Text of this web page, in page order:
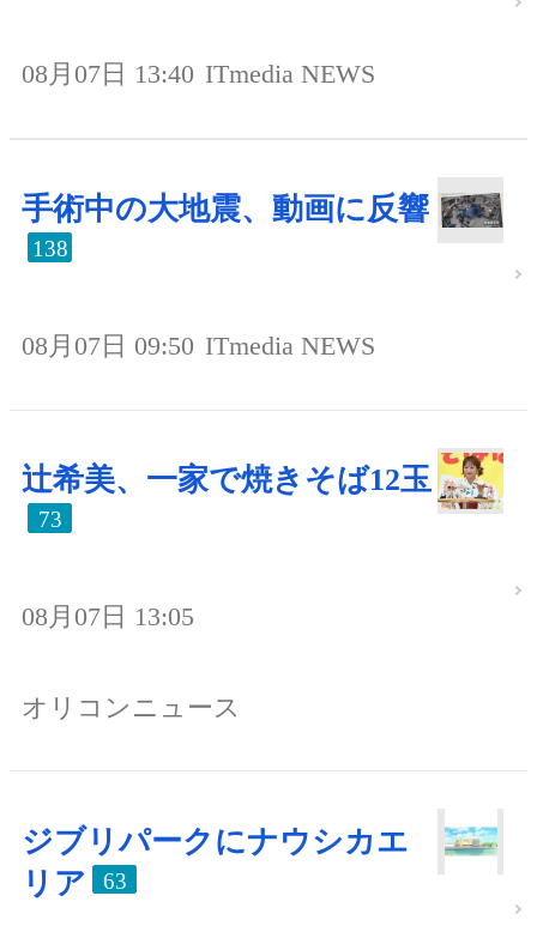
08月07日 13:40 ITmedia NEWS
手術中の大地震、動画に反響
138
08月07日 09:50 ITmedia NEWS
辻希美、一家で焼きそば12玉
73
08月07日 13:05
オリコンニュース
ジブリパークにナウシカエ
リア
63